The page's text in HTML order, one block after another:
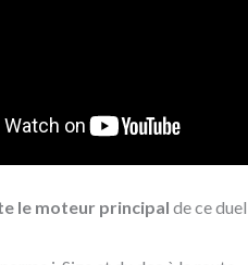
le moteur principal de ce